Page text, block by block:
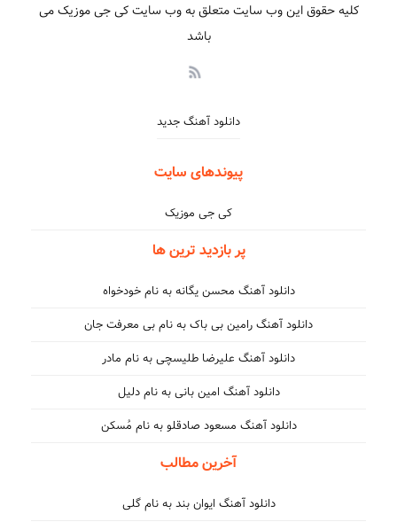
کلیه حقوق این وب سایت متعلق به وب سایت کی جی موزیک می
باشد
دانلود آهنگ جدید
پیوندهای سایت
کی جی موزیک
پر بازدید ترین ها
دانلود آهنگ محسن یگانه به نام خودخواه
دانلود آهنگ رامین بی باک به نام بی معرفت جان
دانلود آهنگ علیرضا طلیسچی به نام مادر
دانلود آهنگ امین بانی به نام دلیل
دانلود آهنگ مسعود صادقلو به نام مُسکن
آخرین مطالب
دانلود آهنگ ایوان بند به نام گلی